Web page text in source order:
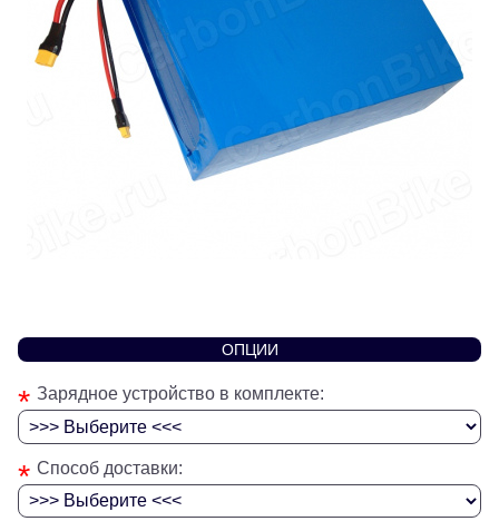
ОПЦИИ
* Зарядное устройство в комплекте:
* Способ доставки: